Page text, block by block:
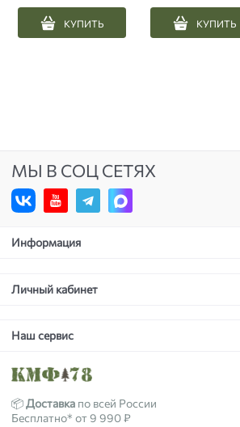
КУПИТЬ КУПИТЬ
МЫ В СОЦ СЕТЯХ
Информация
Личный кабинет
Наш сервис
📦Доставка по всей России
Бесплатно* от 9 990 ₽